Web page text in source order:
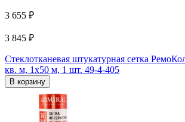
3 655 ₽
3 845 ₽
Стеклотканевая штукатурная сетка
кв. м, 1х50 м, 1 шт. 49-4-405
В корзину